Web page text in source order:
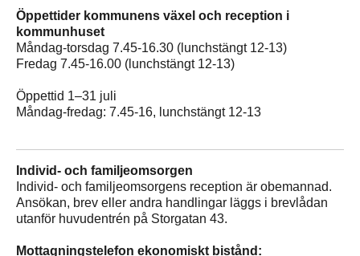
Öppettider kommunens växel och reception i
kommunhuset
Måndag-torsdag 7.45-16.30 (lunchstängt 12-13)
Fredag 7.45-16.00 (lunchstängt 12-13)
Öppettid 1–31 juli
Måndag-fredag: 7.45-16, lunchstängt 12-13
Individ- och familjeomsorgen
Individ- och familjeomsorgens reception är obemannad.
Ansökan, brev eller andra handlingar läggs i brevlådan
utanför huvudentrén på Storgatan 43.
Mottagningstelefon ekonomiskt bistånd: